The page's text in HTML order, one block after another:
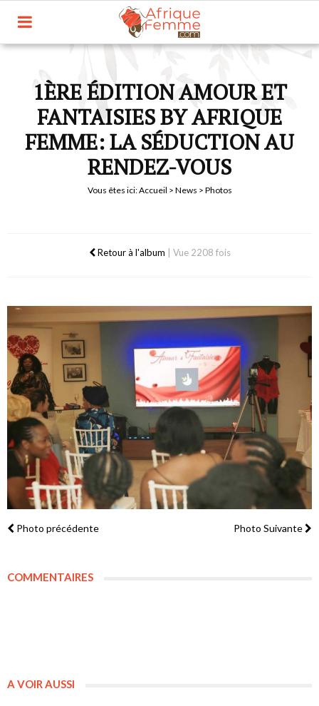
1ÈRE ÉDITION AMOUR ET
FANTAISIES BY AFRIQUE
FEMME: LA SÉDUCTION AU
RENDEZ-VOUS
Vous êtes ici:Accueil > News > Photos
Retour à l'album Vue 2208 fois
Photo précédente Photo Suivante
COMMENTAIRES
A VOIR AUSSI